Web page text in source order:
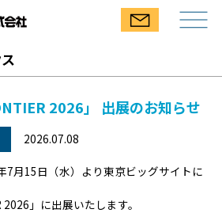
2026」 出展のお知らせ
2026.07.08
7月15日（水）より東京ビッグサイトに
」に出展いたします。